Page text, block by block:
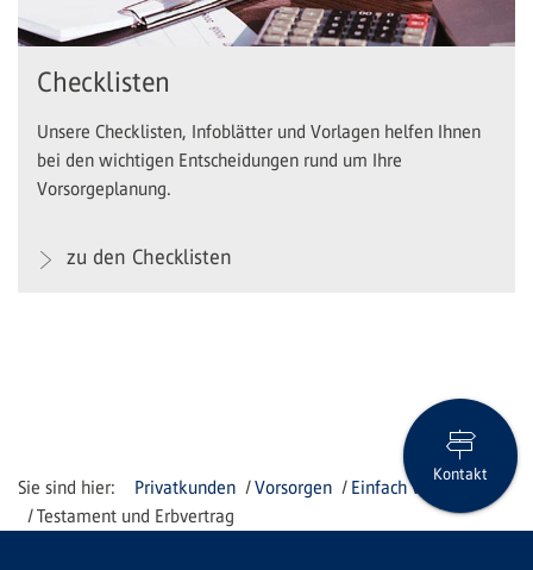
Checklisten
Unsere Checklisten, Infoblätter und Vorlagen helfen Ihnen
bei den wichtigen Entscheidungen rund um Ihre
Vorsorgeplanung.
zu den Checklisten
Privatkunden Vorsorgen
Einfach vorsorgen
Testament und Erbvertrag
Kontakt